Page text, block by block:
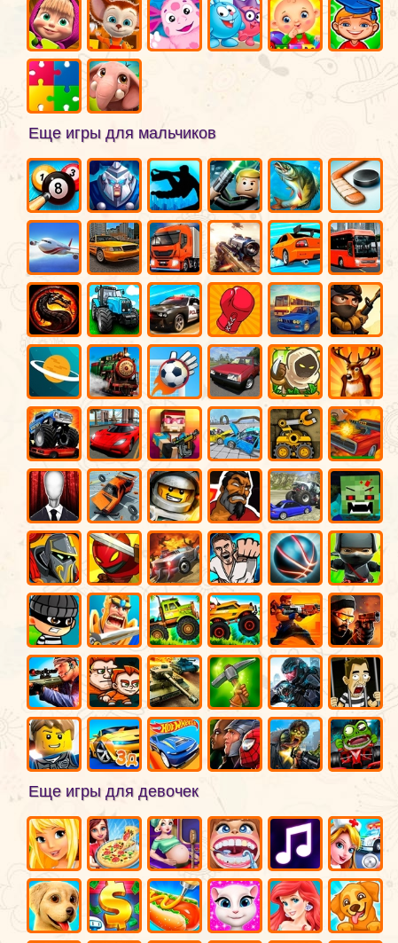
Еще игры для мальчиков
Еще игры для девочек